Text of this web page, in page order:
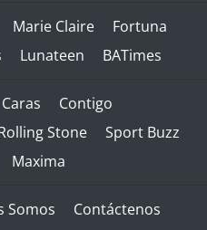
Marie Claire
Fortuna
Lunateen BATimes
Caras
Contigo
Stone
Sport Buzz
Maxima
Somos
Contáctenos